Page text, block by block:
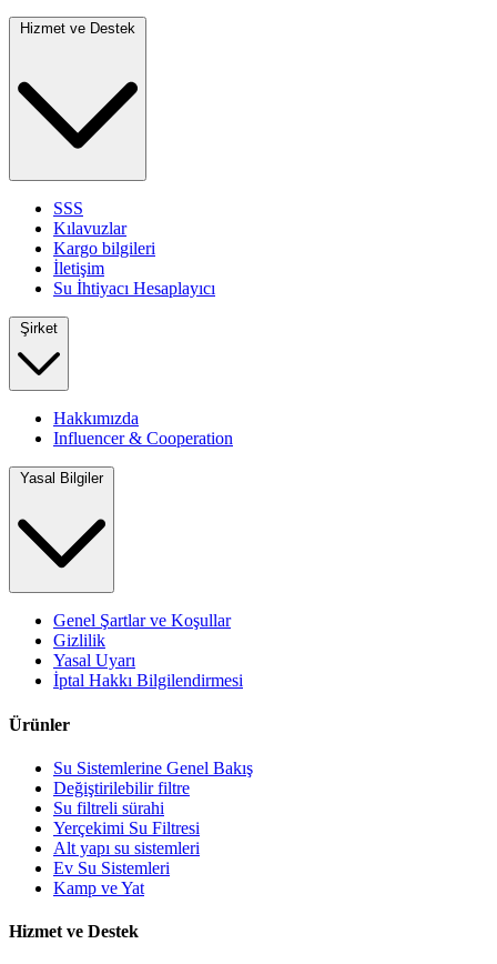
Hizmet ve Destek
SSS
Kılavuzlar
Kargo bilgileri
İletişim
Su İhtiyacı Hesaplayıcı
Şirket
Hakkımızda
Influencer & Cooperation
Yasal Bilgiler
Genel Şartlar ve Koşullar
Gizlilik
Yasal Uyarı
İptal Hakkı Bilgilendirmesi
Ürünler
Su Sistemlerine Genel Bakış
Değiştirilebilir filtre
Su filtreli sürahi
Yerçekimi Su Filtresi
Alt yapı su sistemleri
Ev Su Sistemleri
Kamp ve Yat
Hizmet ve Destek